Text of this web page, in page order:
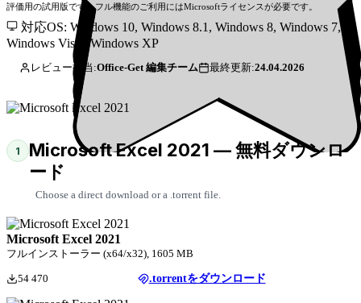
評価用の試用版です。フル機能のご利用にはMicrosoftライセンスが必要です。
対応OS: Windows 10, Windows 8.1, Windows 8, Windows 7,
Windows Vista, Windows XP
レビュー担当:Office-Get 編集チーム 最終更新:24.04.2026
1
Microsoft Excel 2021 — 無料ダウンロ
ード
Choose a direct download or a .torrent file.
Microsoft Excel 2021
フルインストーラー (x64/x32), 1605 MB
54 470 .torrentをダウンロード